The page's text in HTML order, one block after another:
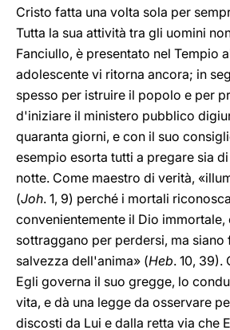
Cristo fatta una volta sola per
Tutta la sua attività tra gli uomini
Fanciullo, è presentato nel Tempio
adolescente vi ritorna ancora; in
spesso per istruire il popolo e per
d'iniziare il ministero pubblico
quaranta giorni, e con il suo
esempio esorta tutti a pregare sia
notte. Come maestro di verità,
(Joh. 1, 9) perché i mortali
convenientemente il Dio immortale,
sottraggano per perdersi, ma siano
salvezza dell'anima» (Heb. 10, 39).
Egli governa il suo gregge, lo
vita, e dà una legge da osservare
discosti da Lui e dalla retta via che